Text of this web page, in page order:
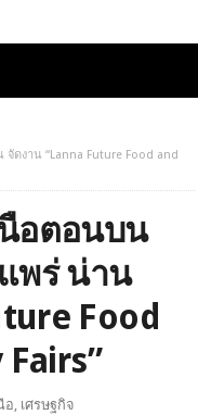
ดงาน “Lanna Future Food and
อตอนบน
พร่ น่าน
Food
อ, เศรษฐกิจ